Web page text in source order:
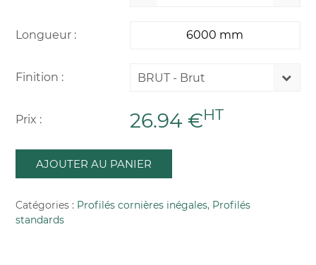
Longueur :
Finition : BRUT - Brut
Prix : 26.94 €HT
AJOUTER AU PANIER
Catégories : Profilés cornières inégales, Profilés
standards